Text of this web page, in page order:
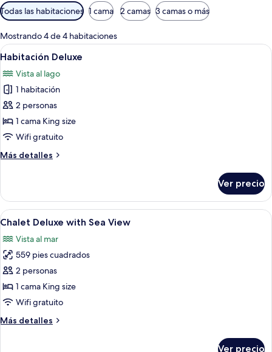
Filtros
disponibles
para
las
habitaciones
Todas las habitaciones 1 cama 2 camas 3 camas o más
Mostrando 4 de 4 habitaciones
Abrir
todas
las
fotos
de
Habitación
Deluxe
Habitación de hotel con cama,
9
Habitación Deluxe
Vista al lago
1 habitación
2 personas
1 cama King size
Wifi gratuito
Más detalles
Más
Deluxe
Ver precio
Abrir
todas
las
fotos
de
Chalet
Deluxe
Sea
1 habitación, minibar y caja de
11
Chalet Deluxe with Sea View
Vista al mar
559 pies cuadrados
2 personas
1 cama King size
Wifi gratuito
Más detalles
Más
Ver precio